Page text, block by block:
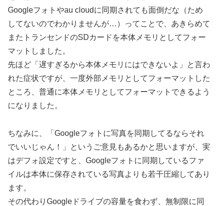
Googleフォトやau cloudに同期されても面倒だな（ため
してないのでわかりませんが…）ってことで、あきらめて
またトランセンドのSDカードを本体メモリとしてフォー
マットしました。
先ほど「遅すぎるから本体メモリにはできないよ」と言わ
れた症状ですが、一度外部メモリとしてフォーマットした
ところ、普通に本体メモリとしてフォーマットできるよう
になりました。
ちなみに、「Googleフォトに写真を同期してるならそれ
でいいじゃん！」というご意見もあるかと思いますが、実
はデフォ設定ですと、Googleフォトに同期しているファ
イルは本体に保存されている写真よりも若干圧縮してあり
ます。
その代わりGoogleドライブの容量を食わず、無制限に同